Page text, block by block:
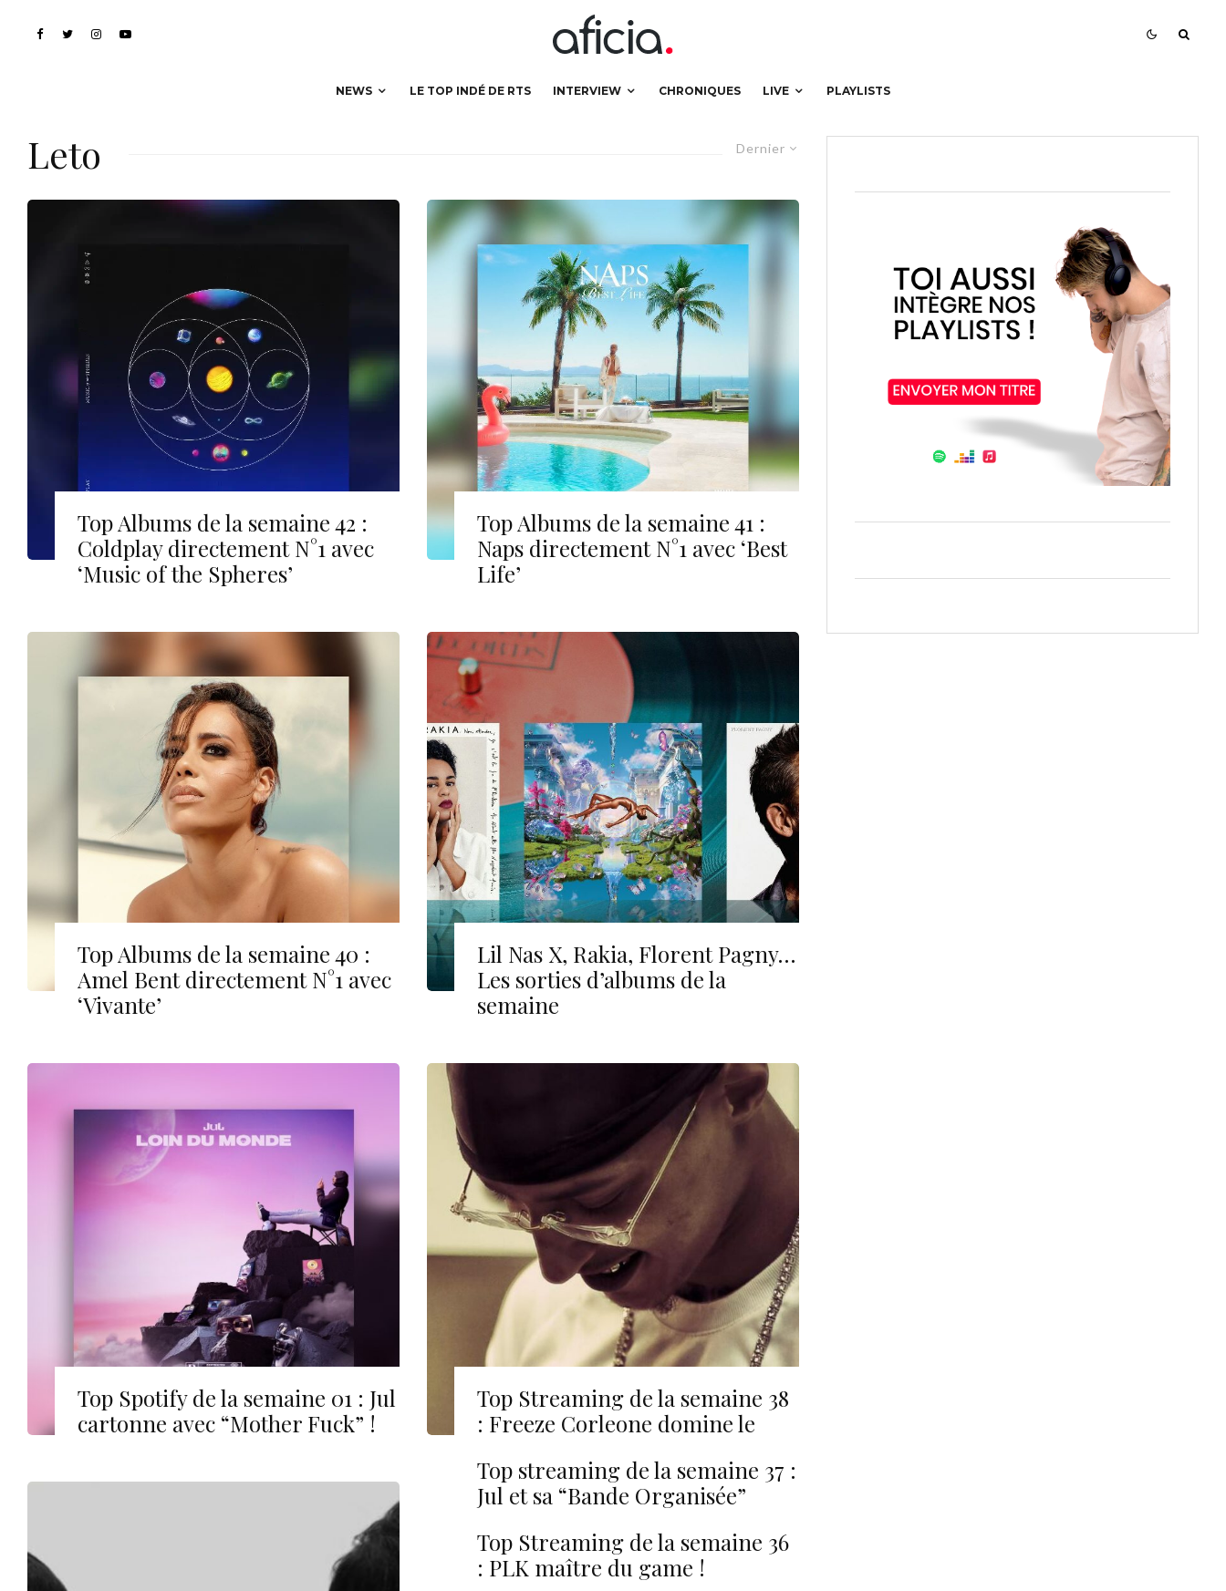
NEWS LE TOP INDÉ DE RTS INTERVIEW CHRONIQUES LIVE PLAYLISTS
Dernier
Leto
Top Albums de la semaine 42 :
Coldplay directement N°1 avec
‘Music of the Spheres’
Top Albums de la semaine 40 :
Amel Bent directement N°1 avec
‘Vivante’
Top Spotify de la semaine 01 : Jul
cartonne avec “Mother Fuck” !
Top Albums de la semaine 41 :
Naps directement N°1 avec ‘Best
Life’
Lil Nas X, Rakia, Florent Pagny…
Les sorties d’albums de la
semaine
Top Streaming de la semaine 38
: Freeze Corleone domine le
Top streaming de la semaine 37 :
Jul et sa “Bande Organisée”
Top Streaming de la semaine 36
: PLK maître du game !